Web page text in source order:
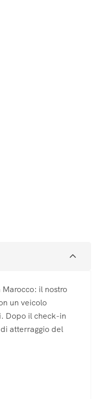
il nostro
un veicolo
Dopo il check-in
atterraggio del